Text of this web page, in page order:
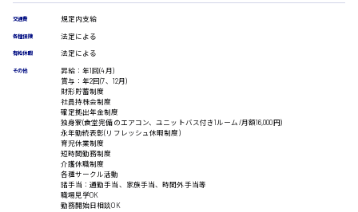
ラウンダー営業
ルート営業
その他の専門職
施設管理・整備
施工管理
自動車整備士
廿日市市
時給制すべて
日給8000円～
交通費 規定内支給
各種保険 法定による
有給休暇 法定による
その他
昇給：年1回(4月)
賞与：年2回(7、12月)
財形貯蓄制度
社員持株会制度
確定拠出年金制度
独身寮(食堂完備のエアコン、ユニットバス付き1ルーム/月額16,000円)
永年勤続表彰(リフレッシュ休暇制度)
育児休業制度
短時間勤務制度
介護休職制度
各種サークル活動
諸手当：通勤手当、家族手当、時間外手当等
職場見学OK
勤務開始日相談OK